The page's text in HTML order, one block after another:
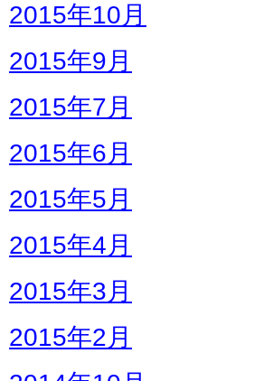
2015年10月
2015年9月
2015年7月
2015年6月
2015年5月
2015年4月
2015年3月
2015年2月